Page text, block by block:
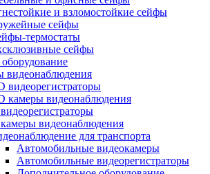
и взломостойкие сейфы
сейфы
термостаты
сейфы
видеонаблюдения
видеорегистраторы
камеры видеонаблюдения
видеонаблюдения
для транспорта
Автомобильные видеокамеры
Автомобильные видеорегистраторы